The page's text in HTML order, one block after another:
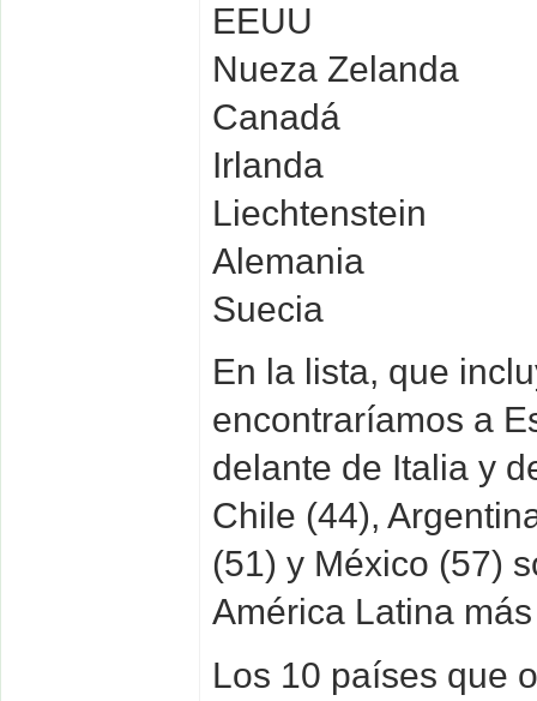
EEUU
Nueza Zelanda
Canadá
Irlanda
Liechtenstein
Alemania
Suecia
En la lista, que
encontraríamos a
delante de Italia y
Chile (44),
(51) y México (57)
América Latina
Los 10 países que